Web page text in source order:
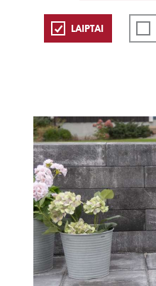
LAIPTAI